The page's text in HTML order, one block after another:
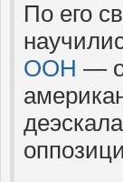
По его
ООН —